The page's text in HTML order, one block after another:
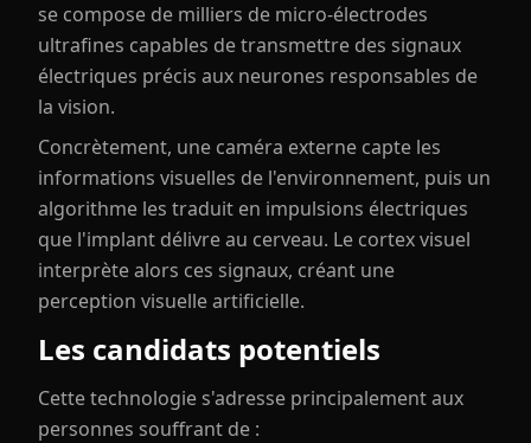
se compose de milliers de micro-électrodes
ultrafines capables de transmettre des signaux
électriques précis aux neurones responsables de
la vision.
Concrètement, une caméra externe capte les
informations visuelles de l'environnement, puis un
algorithme les traduit en impulsions électriques
que l'implant délivre au cerveau. Le cortex visuel
interprète alors ces signaux, créant une
perception visuelle artificielle.
Les candidats potentiels
Cette technologie s'adresse principalement aux
personnes souffrant de :